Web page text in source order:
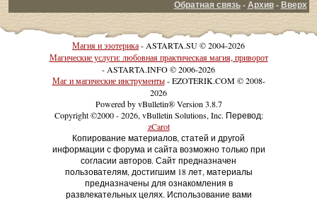
Обратная связь-Архив-Вверх
Магия и эзотерика- ASTARTA.SU © 2004-2026
Магические услуги: любовная практическая магия, приворот
- ASTARTA.INFO © 2006-2026
Маг и магические инструменты- EZOTERIK.COM © 2008-
2026
Powered by vBulletin® Version 3.8.7
Copyright ©2000 - 2026, vBulletin Solutions, Inc. Перевод:
zCarot
Копирование материалов, статей и другой
информации с форума и сайта возможно только при
согласии авторов. Сайт предназначен
пользователям, достигшим 18 лет, материалы
предназначены для ознакомления в
развлекательных целях. Использование вами